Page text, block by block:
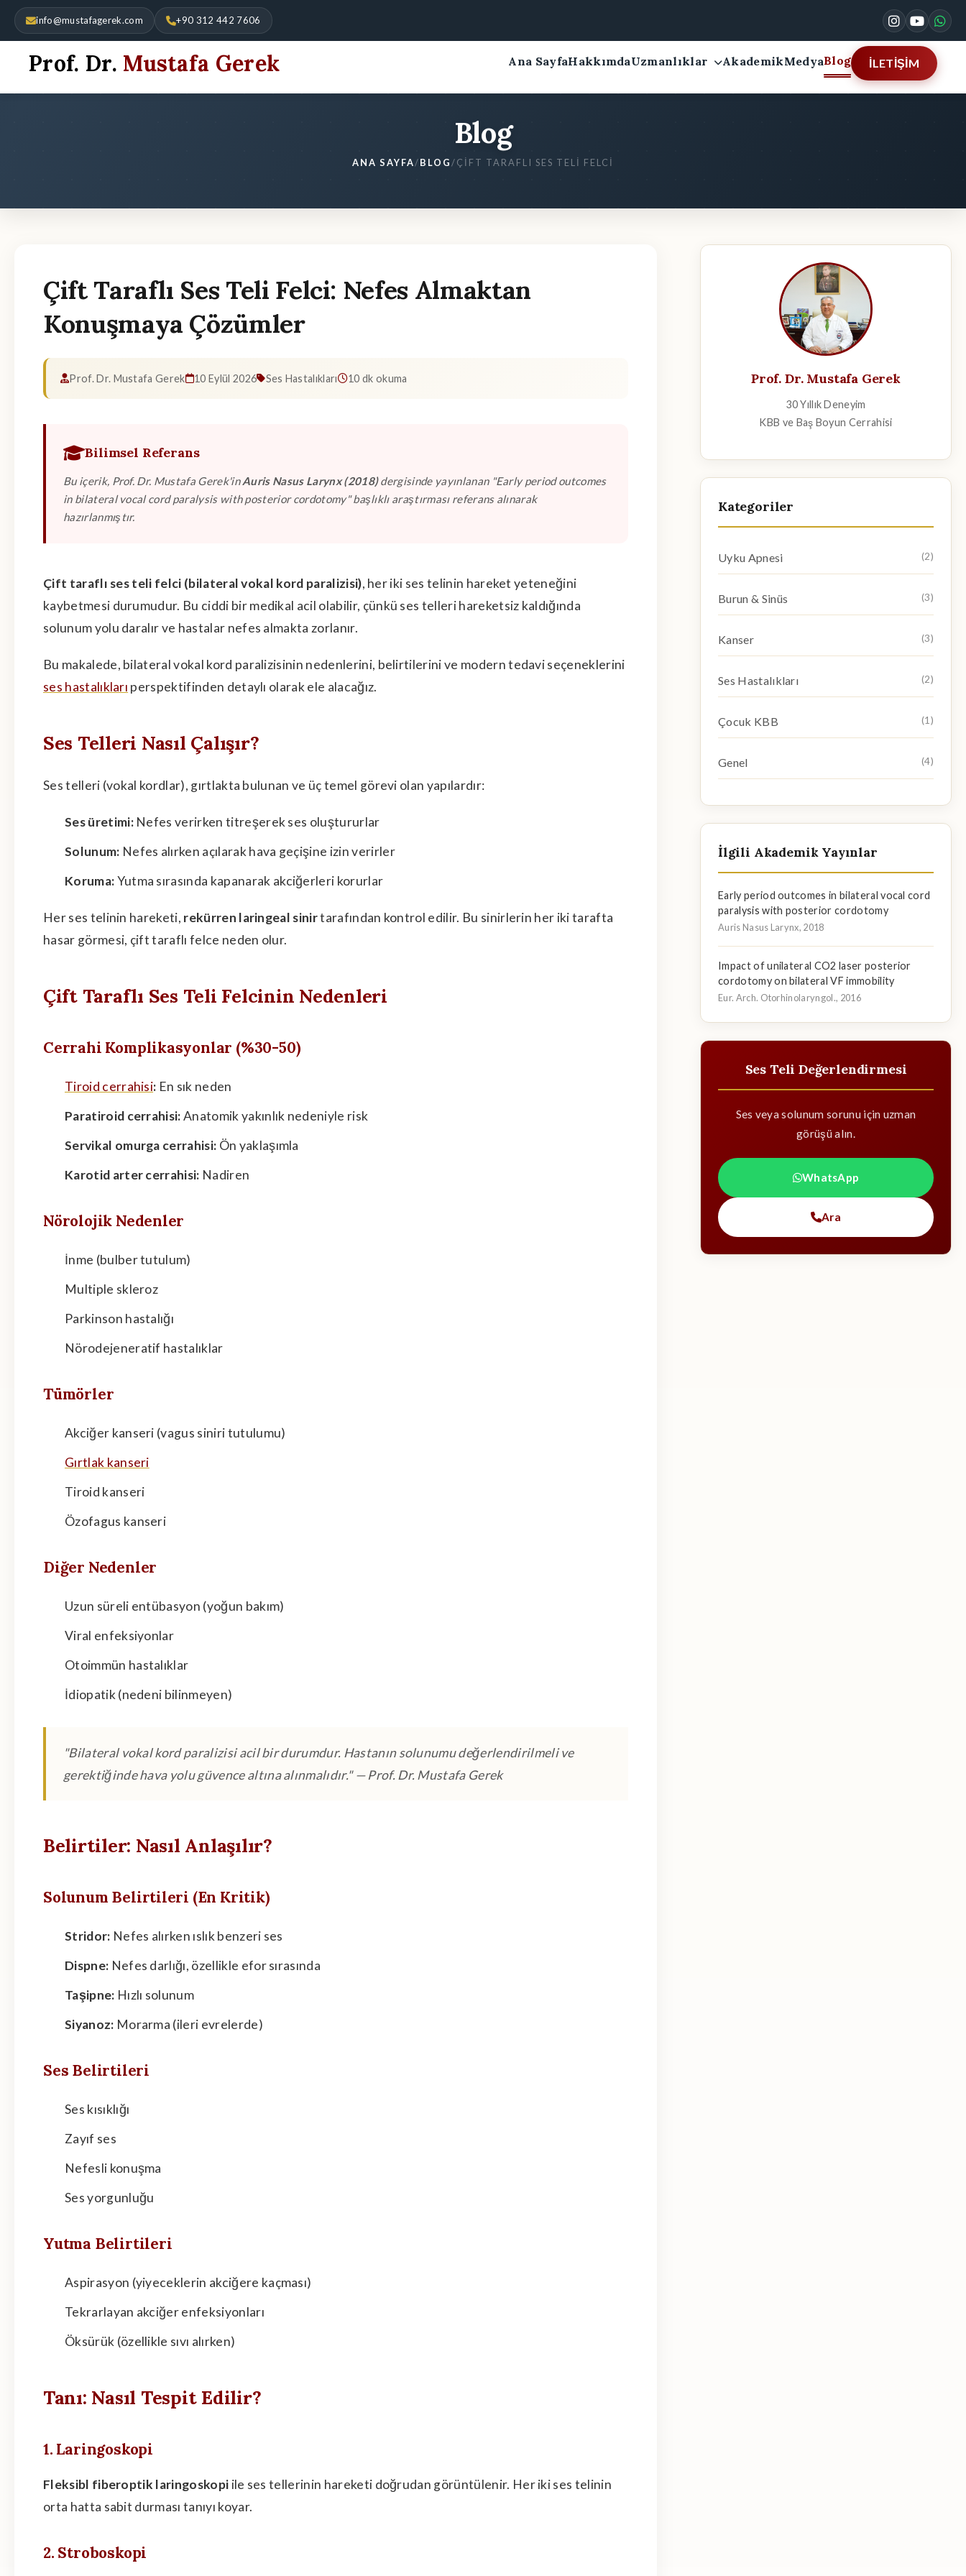
info@mustafagerek.com +90 312 442 7606
Prof. Dr. Mustafa Gerek Ana SayfaHakkımdaUzmanlıklar AkademikMedyaBlog İLETİŞİM
Blog
ANA SAYFA/BLOG/ÇIFT TARAFLI SES TELI FELCI
Çift Taraflı Ses Teli Felci: Nefes Almaktan
Konuşmaya Çözümler
Prof. Dr. Mustafa Gerek 10 Eylül 2026 Ses Hastalıkları 10 dk okuma
Bilimsel Referans
Bu içerik, Prof. Dr. Mustafa Gerek'inAuris Nasus Larynx (2018)dergisinde yayınlanan "Early period outcomes
in bilateral vocal cord paralysis with posterior cordotomy" başlıklı araştırması referans alınarak
hazırlanmıştır.
Çift taraflı ses teli felci (bilateral vokal kord paralizisi), her iki ses telinin hareket yeteneğini
kaybetmesi durumudur. Bu ciddi bir medikal acil olabilir, çünkü ses telleri hareketsiz kaldığında
solunum yolu daralır ve hastalar nefes almakta zorlanır.
Bu makalede, bilateral vokal kord paralizisinin nedenlerini, belirtilerini ve modern tedavi seçeneklerini
ses hastalıkları perspektifinden detaylı olarak ele alacağız.
Ses Telleri Nasıl Çalışır?
Ses telleri (vokal kordlar), gırtlakta bulunan ve üç temel görevi olan yapılardır:
Ses üretimi:Nefes verirken titreşerek ses oluştururlar
Solunum: Nefes alırken açılarak hava geçişine izin verirler
Koruma:Yutma sırasında kapanarak akciğerleri korurlar
Her ses telinin hareketi, rekürren laringeal sinirtarafından kontrol edilir. Bu sinirlerin her iki tarafta
hasar görmesi, çift taraflı felce neden olur.
Çift Taraflı Ses Teli Felcinin Nedenleri
Cerrahi Komplikasyonlar (%30-50)
Tiroid cerrahisi: En sık neden
Paratiroid cerrahisi:Anatomik yakınlık nedeniyle risk
Servikal omurga cerrahisi: Ön yaklaşımla
Karotid arter cerrahisi: Nadiren
Nörolojik Nedenler
İnme (bulber tutulum)
Multiple skleroz
Parkinson hastalığı
Nörodejeneratif hastalıklar
Tümörler
Akciğer kanseri (vagus siniri tutulumu)
Gırtlak kanseri
Tiroid kanseri
Özofagus kanseri
Diğer Nedenler
Uzun süreli entübasyon (yoğun bakım)
Viral enfeksiyonlar
Otoimmün hastalıklar
İdiopatik (nedeni bilinmeyen)
"Bilateral vokal kord paralizisi acil bir durumdur. Hastanın solunumu değerlendirilmeli ve
gerektiğinde hava yolu güvence altına alınmalıdır."— Prof. Dr. Mustafa Gerek
Belirtiler: Nasıl Anlaşılır?
Solunum Belirtileri (En Kritik)
Stridor: Nefes alırken ıslık benzeri ses
Dispne: Nefes darlığı, özellikle efor sırasında
Taşipne: Hızlı solunum
Siyanoz: Morarma (ileri evrelerde)
Ses Belirtileri
Ses kısıklığı
Zayıf ses
Nefesli konuşma
Ses yorgunluğu
Yutma Belirtileri
Aspirasyon (yiyeceklerin akciğere kaçması)
Tekrarlayan akciğer enfeksiyonları
Öksürük (özellikle sıvı alırken)
Tanı: Nasıl Tespit Edilir?
1. Laringoskopi
Fleksibl fiberoptik laringoskopi ile ses tellerinin hareketi doğrudan görüntülenir. Her iki ses telinin
orta hatta sabit durması tanıyı koyar.
2. Stroboskopi
Prof. Dr. Mustafa Gerek
30 Yıllık Deneyim
KBB ve Baş Boyun Cerrahisi
Kategoriler
Uyku Apnesi (2)
Burun & Sinüs (3)
Kanser (3)
Ses Hastalıkları (2)
Çocuk KBB (1)
Genel (4)
İlgili Akademik Yayınlar
Early period outcomes in bilateral vocal cord
paralysis with posterior cordotomy
Auris Nasus Larynx, 2018
Impact of unilateral CO2 laser posterior
cordotomy on bilateral VF immobility
Eur. Arch. Otorhinolaryngol., 2016
Ses Teli Değerlendirmesi
Ses veya solunum sorunu için uzman
görüşü alın.
WhatsApp
Ara